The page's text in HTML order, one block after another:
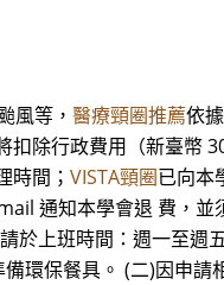
風等， 醫療頸圈推薦依
除行政費用（新臺幣
時間； VISTA頸圈已向本
通知本學會退 費，
於上班時間：週一至
環保餐具。 (二)因申